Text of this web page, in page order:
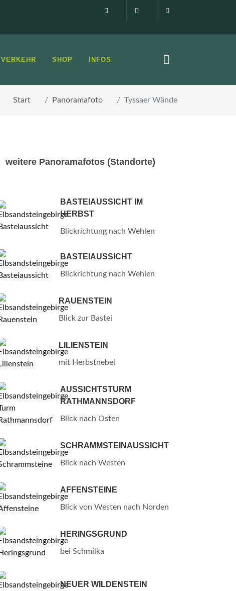
Impressum0160 99873408
VERKEHR SHOP INFOS
Start Panoramafoto Tyssaer Wände
weitere Panoramafotos (Standorte)
BASTEIAUSSICHT IM
HERBST
Blickrichtung nach Wehlen
BASTEIAUSSICHT
Blickrichtung nach Wehlen
RAUENSTEIN
Blick zur Bastei
LILIENSTEIN
mit Herbstnebel
AUSSICHTSTURM
RATHMANNSDORF
Blick nach Osten
SCHRAMMSTEINAUSSICHT
Blick nach Westen
AFFENSTEINE
Blick von Westen nach Norden
HERINGSGRUND
bei Schmilka
NEUER WILDENSTEIN